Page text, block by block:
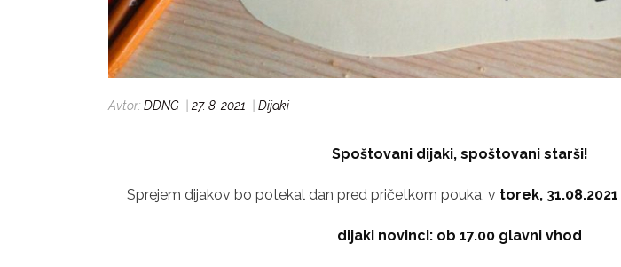
Avtor: DDNG 27. 8. 2021 Dijaki
Spoštovani dijaki, spoštovani starši!
Sprejem dijakov bo potekal dan pred pričetkom pouka, v torek, 31.08.2021
dijaki novinci: ob 17.00 glavni vhod